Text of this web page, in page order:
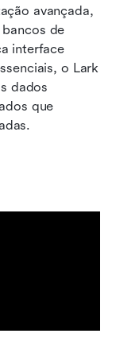
avançada,
de
interface
o Lark
dados
que